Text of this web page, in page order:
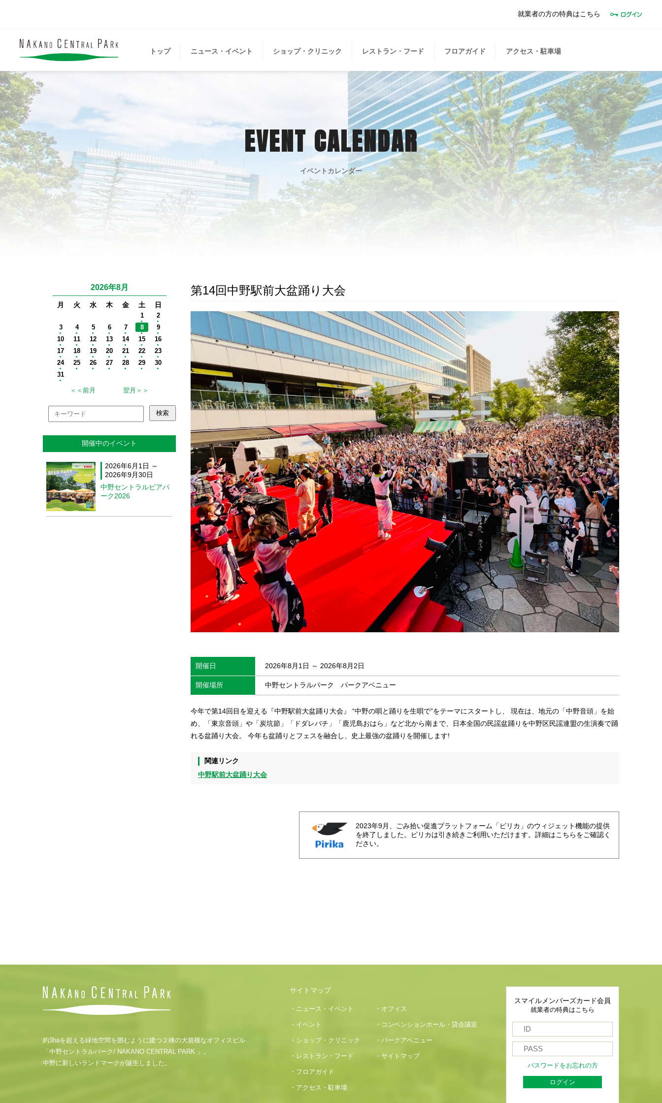
就業者の方の特典はこちら
トップ ニュース・イベント ショップ・クリニック レストラン・フード フロアガイド アクセス・駐車場
EVENT CALENDAR
イベントカレンダー
第14回中野駅前大盆踊り大会
開催日 2026年8月1日 ～ 2026年8月2日
開催場所 中野セントラルパーク パークアベニュー
今年で第14回目を迎える『中野駅前大盆踊り大会』 “中野の唄と踊りを生唄で”をテーマにスタートし、 現在は、地元の「中野音頭」を始
め、「東京音頭」や「炭坑節」「ドダレバチ」「鹿児島おはら」など北から南まで、日本全国の民謡盆踊りを中野区民謡連盟の生演奏で踊
れる盆踊り大会。 今年も盆踊りとフェスを融合し、史上最強の盆踊りを開催します!
関連リンク
中野駅前大盆踊り大会
2026年8月
月 火 水 木 金 土 日
開催中のイベント
2026年6月1日 ～
2026年9月30日
中野セントラルビアパ
ーク2026
2023年9月、ごみ拾い促進プラットフォーム「ピリカ」のウィジェット機能の提供
を終了しました。ピリカは引き続きご利用いただけます。詳細はこちらをご確認く
ださい。
約3haを超える緑地空間を囲むように建つ２棟の大規模なオフィスビル
「中野セントラルパーク/ NAKANO CENTRAL PARK 」。
中野に新しいランドマークが誕生しました。
サイトマップ
・ニュース・イベント
・イベント
・ショップ・クリニック
・レストラン・フード
・フロアガイド
・アクセス・駐車場
・オフィス
・コンベンションホール・貸会議室
・パークアベニュー
・サイトマップ
スマイルメンバーズカード会員
就業者の特典はこちら
パスワードをお忘れの方